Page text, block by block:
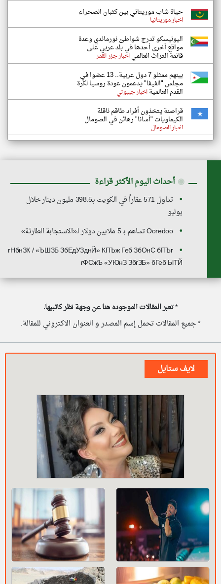
حياة شاب موريتاني بين كثبان الصحراء
اخبار موريتانيا
اليونيسكو تدرج شواطئ نورماندي وعدة
مواقع أخرى أحدها في بلد عربي على
قائمة التراث العالمياخبار جزر القمر
بينهم ممثلو 7 دول عربية.. 13 عضوا في
مجلس "الفيفا" يدعمون عودة روسيا لكرة
القدم العالميةاخبار جيبوتي
قراصنة يتخذون أفراد طاقم ناقلة
الكيماويات "أسانا" رهائن في الصومال
اخبار الصومال
◉ أحداث اليوم الأكثر قراءة
تداول 571 عقاراً في الكويت بـ398.5 مليون دينار خلال
يوليو
Ooredoo تساهم بـ 5 ملايين دولار لـ«الاستجابة الطارئة»
гНбнЗК / «ЪШЗБ ЗбЕдУЗднЙ» КПЪж Геб ЗбОнС бПЪг
гФСжЪ «УЮнЗ ЗбгЗБ» бГеб ЫТЙ
*تعبر المقالات الموجوده هنا عن وجهة نظر كاتبيها.
* جميع المقالات تحمل إسم المصدر و العنوان الاكتروني للمقالة.
لايف ستايل